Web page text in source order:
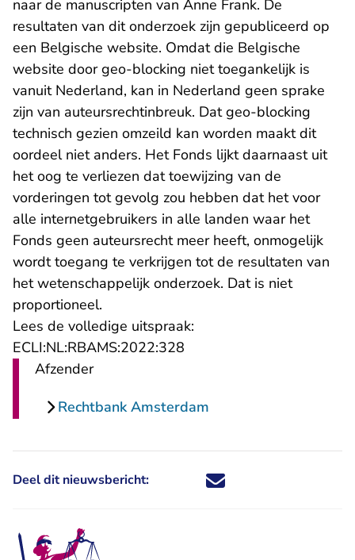
naar de manuscripten van Anne Frank. De
resultaten van dit onderzoek zijn gepubliceerd op
een Belgische website. Omdat die Belgische
website door geo-blocking niet toegankelijk is
vanuit Nederland, kan in Nederland geen sprake
zijn van auteursrechtinbreuk. Dat geo-blocking
technisch gezien omzeild kan worden maakt dit
oordeel niet anders. Het Fonds lijkt daarnaast uit
het oog te verliezen dat toewijzing van de
vorderingen tot gevolg zou hebben dat het voor
alle internetgebruikers in alle landen waar het
Fonds geen auteursrecht meer heeft, onmogelijk
wordt toegang te verkrijgen tot de resultaten van
het wetenschappelijk onderzoek. Dat is niet
proportioneel.
Lees de volledige uitspraak:
ECLI:NL:RBAMS:2022:328
Afzender
Rechtbank Amsterdam
Deel dit nieuwsbericht: Deel dit nieuwsbericht via X -
Deel dit nieuwsbericht via
Deel dit nieuwsbericht
Deel dit